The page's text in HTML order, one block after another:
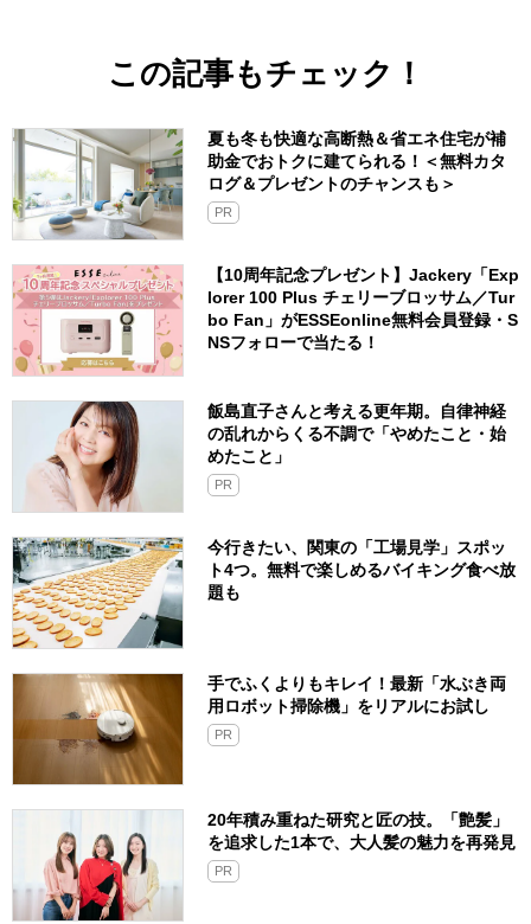
この記事もチェック！
夏も冬も快適な高断熱＆省エネ住宅が補
助金でおトクに建てられる！＜無料カタ
ログ＆プレゼントのチャンスも＞
PR
【10周年記念プレゼント】Jackery「Exp
lorer 100 Plus チェリーブロッサム／Tur
bo Fan」がESSEonline無料会員登録・S
NSフォローで当たる！
飯島直子さんと考える更年期。自律神経
の乱れからくる不調で「やめたこと・始
めたこと」
PR
今行きたい、関東の「工場見学」スポッ
ト4つ。無料で楽しめるバイキング食べ放
題も
手でふくよりもキレイ！最新「水ぶき両
用ロボット掃除機」をリアルにお試し
PR
20年積み重ねた研究と匠の技。「艶髪」
を追求した1本で、大人髪の魅力を再発見
PR